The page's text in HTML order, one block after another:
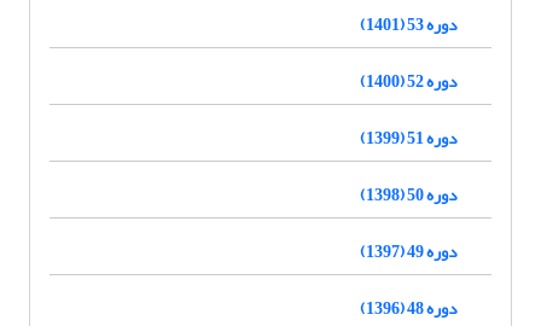
دوره 53 (1401)
دوره 52 (1400)
دوره 51 (1399)
دوره 50 (1398)
دوره 49 (1397)
دوره 48 (1396)